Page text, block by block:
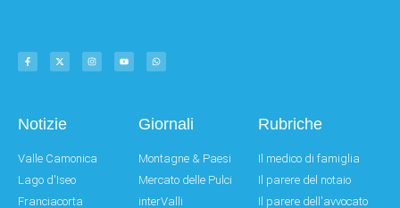
Notizie
Valle Camonica
Lago d'Iseo
Franciacorta
Giornali
Montagne & Paesi
Mercato delle Pulci
interValli
Rubriche
Il medico di famiglia
Il parere del notaio
Il parere dell'avvocato